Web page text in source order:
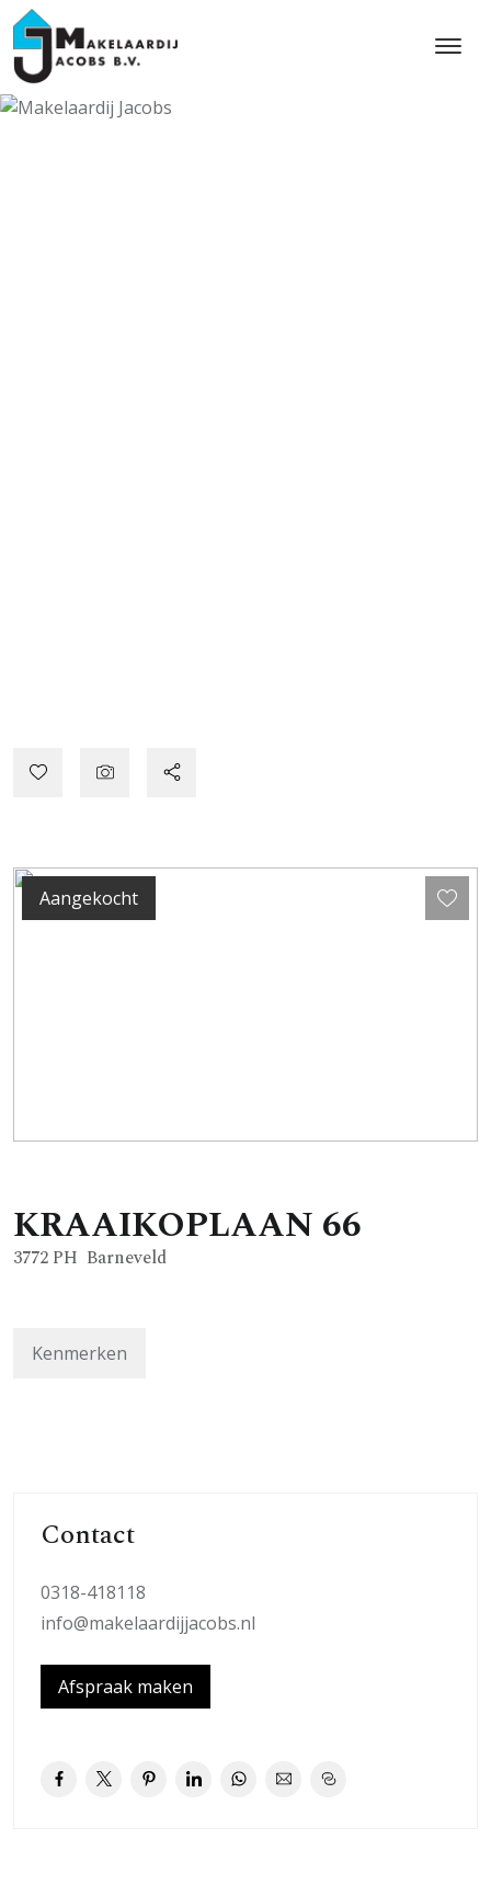
Aangekocht
KRAAIKOPLAAN 66
3772 PH Barneveld
Kenmerken
Contact
0318-418118
info@makelaardijjacobs.nl
Afspraak maken